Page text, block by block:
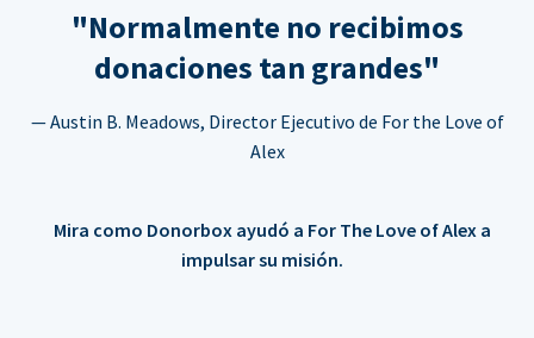
"Normalmente no recibimos
donaciones tan grandes"
— Austin B. Meadows, Director Ejecutivo de For the Love of
Alex
Mira como Donorbox ayudó a For The Love of Alex a
impulsar su misión.